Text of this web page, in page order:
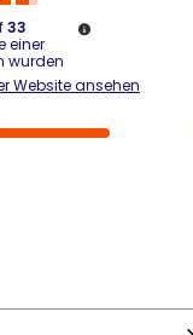
33
einer
wurden
Website ansehen